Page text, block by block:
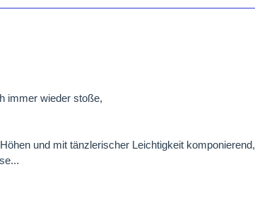
immer wieder stoße,
und mit tänzlerischer Leichtigkeit komponierend,